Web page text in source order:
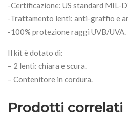
-Certificazione: US standard MIL-
-Trattamento lenti: anti-graffio e
-100% protezione raggi UVB/UVA.
Il kit è dotato di:
– 2 lenti: chiara e scura.
– Contenitore in cordura.
Prodotti correlati